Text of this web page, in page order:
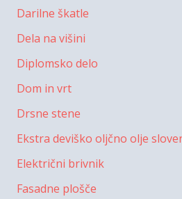
Darilne škatle
Dela na višini
Diplomsko delo
Dom in vrt
Drsne stene
Ekstra deviško oljčno olje
Električni brivnik
Fasadne plošče